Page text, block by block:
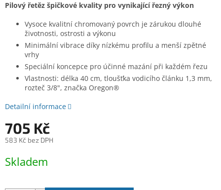
Pilový řetěz špičkové kvality pro vynikající řezný výkon
Vysoce kvalitní chromovaný povrch je zárukou dlouhé
životnosti, ostrosti a výkonu
Minimální vibrace díky nízkému profilu a menší zpětné
vrhy
Speciální koncepce pro účinné mazání při každém řezu
Vlastnosti: délka 40 cm, tloušťka vodicího článku 1,3 mm,
rozteč 3/8", značka Oregon®
Detailní informace
705 Kč
583 Kč bez DPH
cena:
Skladem